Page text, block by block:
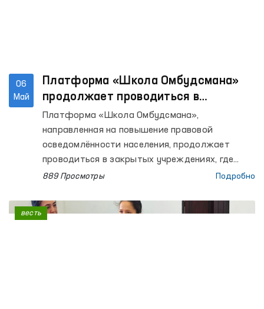
06
Май
Платформа «Школа Омбудсмана»
продолжает проводиться в
закрытых учреждениях, где
содержатся лица с ограниченной
свободой передвижения
Платформа «Школа Омбудсмана»,
направленная на повышение правовой
осведомлённости населения, продолжает
проводиться в закрытых учреждениях, где
содержатся лица с ограниченной свободой
889 Просмотры Подробно
весть